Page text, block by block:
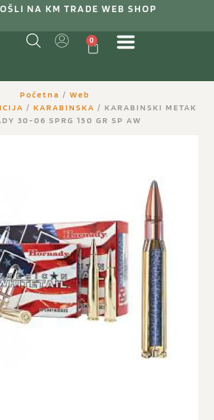
NA KM TRADE WEB SHOP
0
Početna / Web
/ KARABINSKA / KARABINSKI METAK
30-06 SPRG 150 GR SP AW